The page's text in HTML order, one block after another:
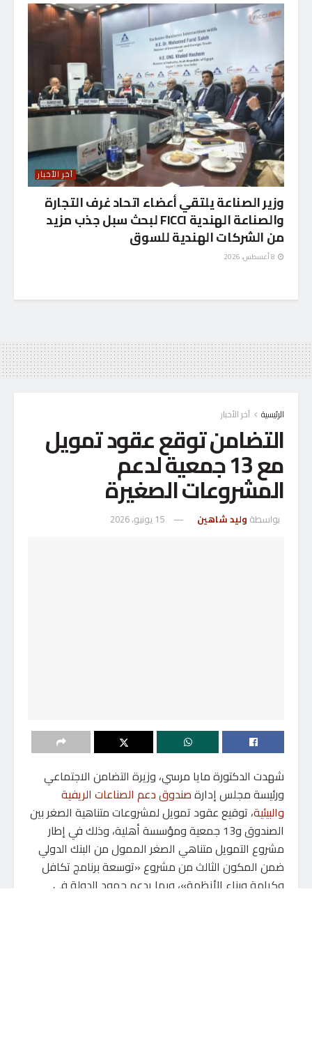
آخر الأخبار
وزير الصناعة يلتقي أعضاء اتحاد غرف التجارة
والصناعة الهندية FICCI لبحث سبل جذب مزيد
من الشركات الهندية للسوق
الرئيسية آخر الأخبار
التضامن توقع عقود تمويل
مع 13 جمعية لدعم
المشروعات الصغيرة
بواسطة وليد شاهين 15 يونيو، 2026
شهدت الدكتورة مايا مرسي، وزيرة التضامن الاجتماعي
ورئيسة مجلس إدارةصندوق دعم الصناعات الريفية
والبيئية، توقيع عقود تمويل لمشروعات متناهية الصغر بين
الصندوق و13 جمعية ومؤسسة أهلية، وذلك في إطار
مشروع التمويل متناهي الصغر الممول من البنك الدولي
ضمن المكون الثالث من مشروع «توسعة برنامج تكافل
وكرامة وبناء الأنظمة»، وبما يدعم جهود الدولة في